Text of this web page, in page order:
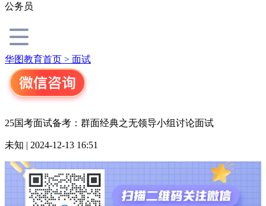
公务员
华图教育首页 > 面试
25国考面试备考：群面经典之无领导小组讨论面试
未知 | 2024-12-13 16:51